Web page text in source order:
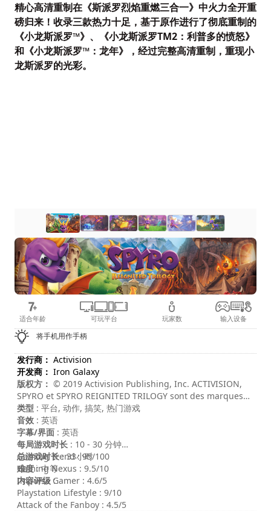
精心高清重制在《斯派罗烈焰重燃三合一》中火力全开重
磅归来！收录三款热力十足，基于原作进行了彻底重制的
《小龙斯派罗™》、《小龙斯派罗TM2：利普多的愤怒》
和《小龙斯派罗™：龙年》，经过完整高清重制，重现小
龙斯派罗的光彩。
适合年龄 可玩平台 玩家数 输入设备
将手机用作手柄
发行商： Activision
开发商： Iron Galaxy
版权方： © 2019 Activision Publishing, Inc. ACTIVISION,
SPYRO et SPYRO REIGNITED TRILOGY sont des marques
d'Activision Publishing, Inc.
类型 : 平台, 动作, 搞笑, 热门游戏
音效 : 英语
字幕/界面 : 英语
每局游戏时长 : 10 - 30 分钟
总游戏时长: 33小时
难度: 中等
内容评级 :
Gaming Trend : 95/100
Gaming Nexus : 9.5/10
Impulse Gamer : 4.6/5
Playstation Lifestyle : 9/10
Attack of the Fanboy : 4.5/5